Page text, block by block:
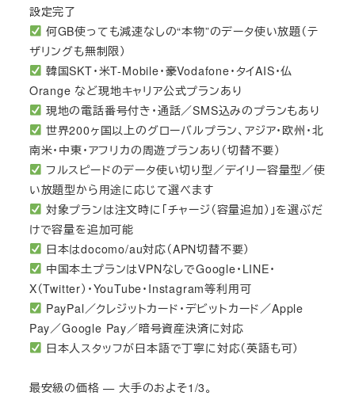
設定完了
何GB使っても減速なしの“本物”のデータ使い放題（テ
ザリングも無制限）
韓国SKT・米T-Mobile・豪Vodafone・タイAIS・仏
Orange など現地キャリア公式プランあり
現地の電話番号付き・通話／SMS込みのプランもあり
世界200ヶ国以上のグローバルプラン、アジア・欧州・北
南米・中東・アフリカの周遊プランあり（切替不要）
フルスピードのデータ使い切り型／デイリー容量型／使
い放題型から用途に応じて選べます
対象プランは注文時に「チャージ（容量追加）」を選ぶだ
けで容量を追加可能
日本はdocomo/au対応（APN切替不要）
中国本土プランはVPNなしでGoogle・LINE・
X（Twitter）・YouTube・Instagram等利用可
PayPal／クレジットカード・デビットカード／Apple
Pay／Google Pay／暗号資産決済に対応
日本人スタッフが日本語で丁寧に対応（英語も可）
最安級の価格 — 大手のおよそ1/3。